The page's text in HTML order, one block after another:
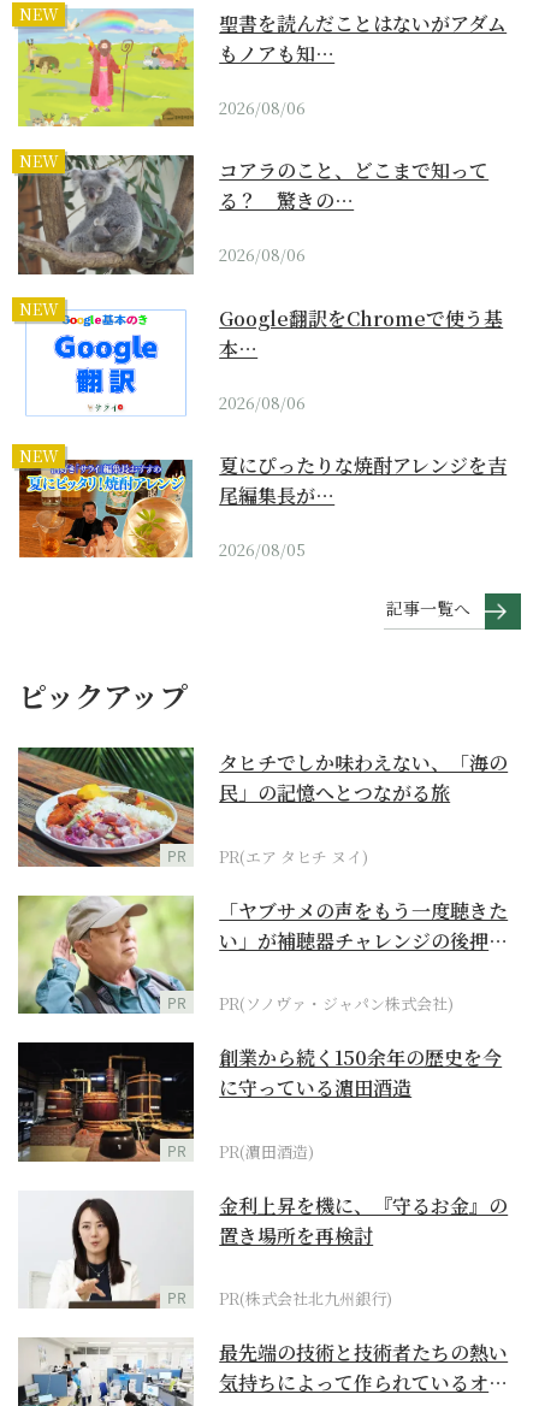
NEW
聖書を読んだことはないがアダム
もノアも知…
2026/08/06
NEW
コアラのこと、どこまで知って
る？ 驚きの…
2026/08/06
NEW
Google翻訳をChromeで使う基
本…
2026/08/06
NEW
夏にぴったりな焼酎アレンジを吉
尾編集長が…
2026/08/05
記事一覧へ
ピックアップ
PR
タヒチでしか味わえない、「海の
民」の記憶へとつながる旅
PR(エア タヒチ ヌイ)
PR
「ヤブサメの声をもう一度聴きた
い」が補聴器チャレンジの後押し
PR(ソノヴァ・ジャパン株式会社)
PR
創業から続く150余年の歴史を今
に守っている濵田酒造
PR(濵田酒造)
PR
金利上昇を機に、『守るお金』の
置き場所を再検討
PR(株式会社北九州銀行)
最先端の技術と技術者たちの熱い
気持ちによって作られているオー